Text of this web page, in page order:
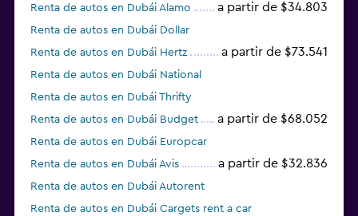
Renta de autos en Dubái Alamo a partir de $34.803
Renta de autos en Dubái Dollar
Renta de autos en Dubái Hertz
a partir de $73.541
Renta de autos en Dubái National
Renta de autos en Dubái Thrifty
Renta de autos en Dubái Budget
a partir de $68.052
Renta de autos en Dubái Europcar
Renta de autos en Dubái Avis
a partir de $32.836
Renta de autos en Dubái Autorent
Renta de autos en Dubái Cargets rent a car